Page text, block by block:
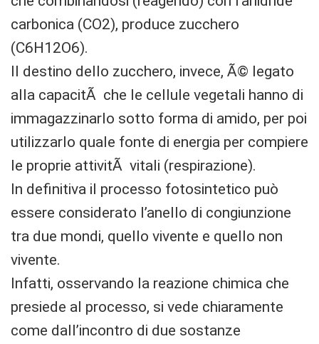
carbonica (CO2), produce zucchero
(C6H12O6).
Il destino dello zucchero, invece, Ã© legato
alla capacitÃ che le cellule vegetali hanno di
immagazzinarlo sotto forma di amido, per poi
utilizzarlo quale fonte di energia per compiere
le proprie attivitÃ vitali (respirazione).
In definitiva il processo fotosintetico può
essere considerato l’anello di congiunzione
tra due mondi, quello vivente e quello non
vivente.
Infatti, osservando la reazione chimica che
presiede al processo, si vede chiaramente
come dall’incontro di due sostanze